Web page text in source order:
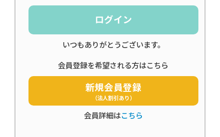
ログイン
いつもありがとうございます。
会員登録を希望される方はこちら
新規会員登録
（法人割引あり）
会員詳細はこちら